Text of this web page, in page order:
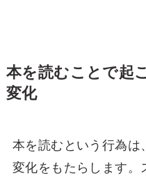
本を読むことで起
変化
本を読むという行為は
変化をもたらします。